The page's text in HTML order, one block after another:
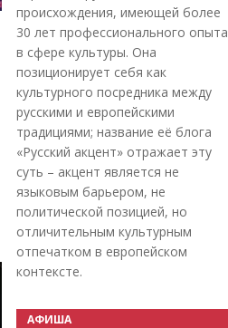
происхождения, имеющей более
30 лет профессионального опыта
в сфере культуры. Она
позиционирует себя как
культурного посредника между
русскими и европейскими
традициями; название её блога
«Русский акцент» отражает эту
суть – акцент является не
языковым барьером, не
политической позицией, но
отличительным культурным
отпечатком в европейском
контексте.
АФИША